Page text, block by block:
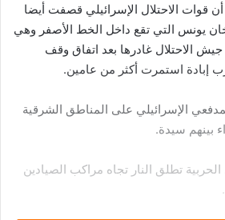
قوات الاحتلال الإسرائيلي قصفت أيضا
يونس التي تقع داخل الخط الأصفر وهي
الاحتلال غادرها بعد اتفاق وقف
إبادة استمرت أكثر من عامين.
الإسرائيلي على المناطق الشرقية
تطلق النار تجاه مراكب الصيادين